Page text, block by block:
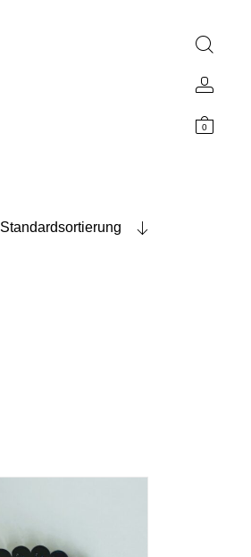
0
Standardsortierung